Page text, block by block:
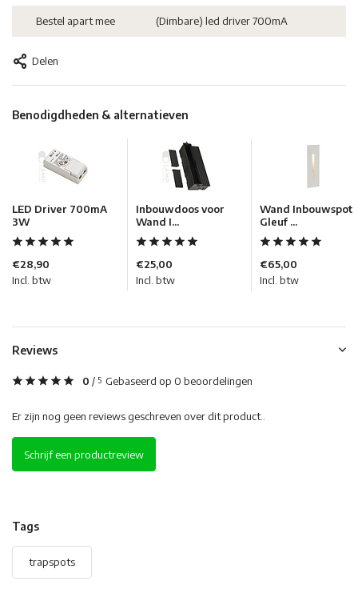
Bestel apart mee (Dimbare) led driver 700mA
Delen
Benodigdheden & alternatieven
LED Driver 700mA
3W
€28,90
Incl. btw
Inbouwdoos voor
Wand I...
€25,00
Incl. btw
Wand Inbouwspot
Gleuf ...
€65,00
Incl. btw
Reviews
0 / 5 Gebaseerd op 0 beoordelingen
Er zijn nog geen reviews geschreven over dit product..
Schrijf een productreview
Tags
trapspots